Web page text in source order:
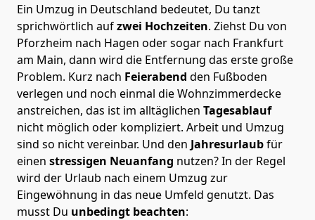
Ein Umzug in Deutschland bedeutet, Du tanzt
sprichwörtlich aufzwei Hochzeiten. Ziehst Du von
Pforzheim nach Hagen oder sogar nach Frankfurt
am Main, dann wird die Entfernung das erste große
Problem. Kurz nach Feierabend den Fußboden
verlegen und noch einmal die Wohnzimmerdecke
anstreichen, das ist im alltäglichen Tagesablauf
nicht möglich oder kompliziert. Arbeit und Umzug
sind so nicht vereinbar. Und den Jahresurlaubfür
einen stressigen Neuanfang nutzen? In der Regel
wird der Urlaub nach einem Umzug zur
Eingewöhnung in das neue Umfeld genutzt. Das
musst Du unbedingt beachten: